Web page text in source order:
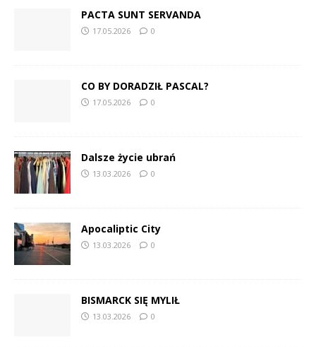
PACTA SUNT SERVANDA
17.05.2026 0
CO BY DORADZIŁ PASCAL?
17.05.2026 0
Dalsze życie ubrań
13.03.2026 0
Apocaliptic City
13.03.2026 0
BISMARCK SIĘ MYLIŁ
13.03.2026 0